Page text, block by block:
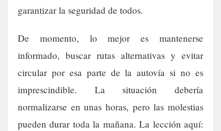
garantizar la seguridad de todos.
De momento, lo mejor es mantenerse
informado, buscar rutas alternativas y evitar
circular por esa parte de la autovía si no es
imprescindible. La situación debería
normalizarse en unas horas, pero las molestias
pueden durar toda la mañana. La lección aquí: